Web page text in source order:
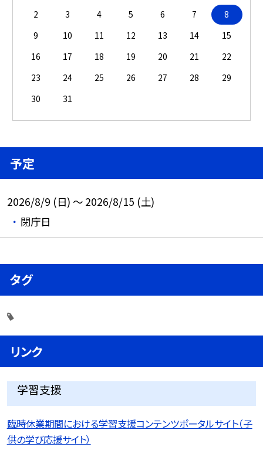
2
3 4 5 6 7
8
9
10 11 12 13 14
15
16
17 18 19 20 21
22
23
24 25 26 27 28
29
30
31
予定
2026/8/9 (日) ～ 2026/8/15 (土)
閉庁日
タグ
リンク
学習支援
臨時休業期間における学習支援コンテンツポータルサイト（子
供の学び応援サイト）